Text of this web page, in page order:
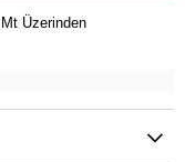
Üzerinden